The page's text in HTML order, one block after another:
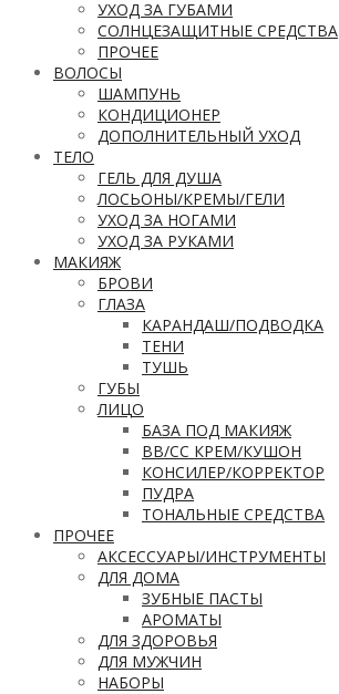
УХОД ЗА ГУБАМИ
СОЛНЦЕЗАЩИТНЫЕ СРЕДСТВА
ПРОЧЕЕ
ВОЛОСЫ
ШАМПУНЬ
КОНДИЦИОНЕР
ДОПОЛНИТЕЛЬНЫЙ УХОД
ТЕЛО
ГЕЛЬ ДЛЯ ДУША
ЛОСЬОНЫ/КРЕМЫ/ГЕЛИ
УХОД ЗА НОГАМИ
УХОД ЗА РУКАМИ
МАКИЯЖ
БРОВИ
ГЛАЗА
КАРАНДАШ/ПОДВОДКА
ТЕНИ
ТУШЬ
ГУБЫ
ЛИЦО
БАЗА ПОД МАКИЯЖ
ВВ/CC КРЕМ/КУШОН
КОНСИЛЕР/КОРРЕКТОР
ПУДРА
ТОНАЛЬНЫЕ СРЕДСТВА
ПРОЧЕЕ
АКСЕССУАРЫ/ИНСТРУМЕНТЫ
ДЛЯ ДОМА
ЗУБНЫЕ ПАСТЫ
АРОМАТЫ
ДЛЯ ЗДОРОВЬЯ
ДЛЯ МУЖЧИН
НАБОРЫ